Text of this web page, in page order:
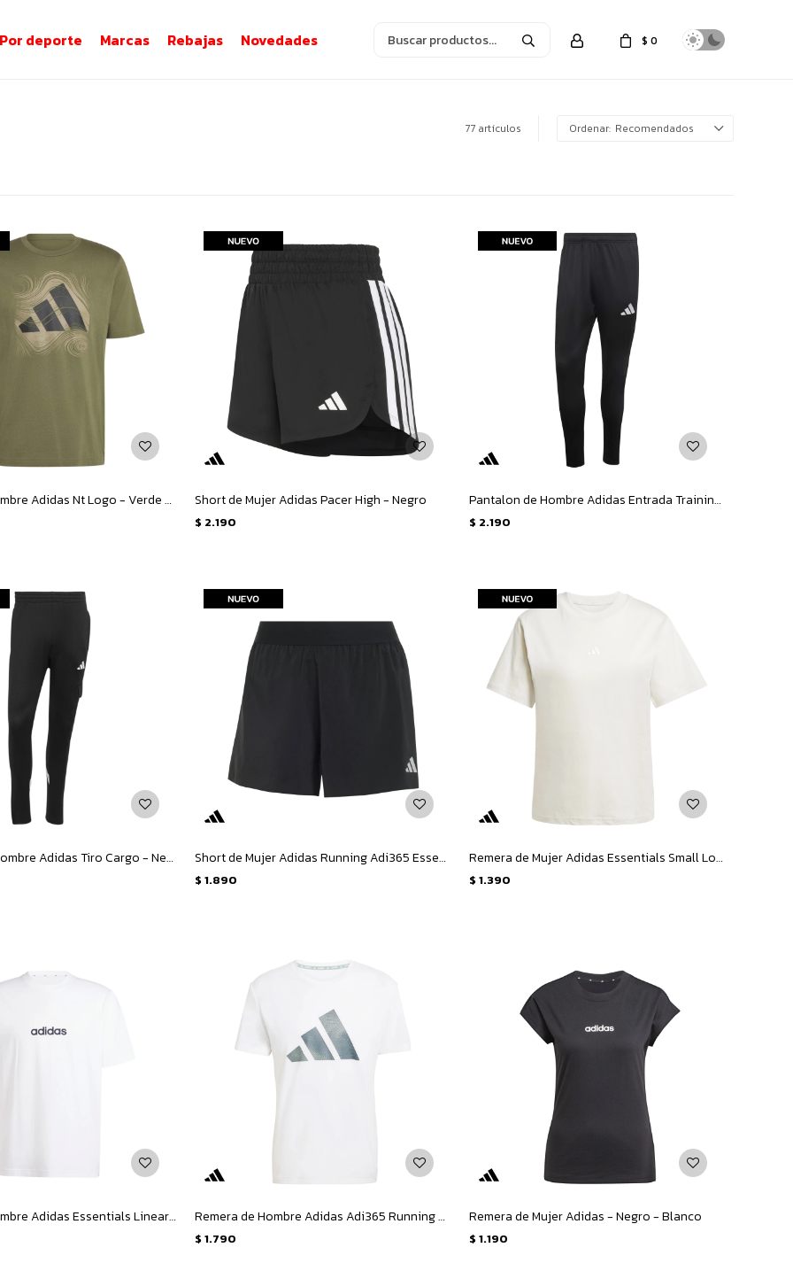
Por deporte Marcas Rebajas Novedades $ 0
77 artículos Recomendados
Remera de Hombre Adidas Nt Logo - Verde Oliva Short de Mujer Adidas Pacer High - Negro
$ 2.190
Pantalon de Hombre Adidas Entrada Training - Negro
$ 2.190
Pantalon de Hombre Adidas Tiro Cargo - Negro Short de Mujer Adidas Running Adi365 Essentials - Negro
$ 1.890
Remera de Mujer Adidas Essentials Small Logo - Beige
$ 1.390
Remera de Hombre Adidas Essentials Linear Single Jersey M - Blanco - Negro Remera de Hombre Adidas Adi365 Running Essentials M - Blanco - Plateado
$ 1.790
Remera de Mujer Adidas - Negro - Blanco
$ 1.190